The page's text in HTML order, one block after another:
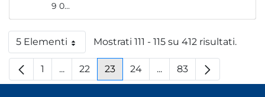
9 0...
5 ElementiPer paginaMostrati 111 - 115 su 412 risultati.
Pagina
1 ...Pagine intermedie
Pagina
22 Pagina
23 Pagina
24 ...Pagine intermedie
Pagina
83